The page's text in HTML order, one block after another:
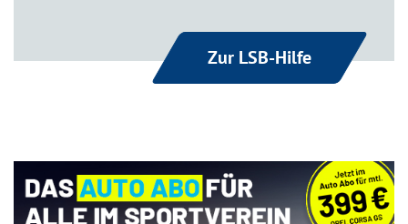
Zur LSB-Hilfe